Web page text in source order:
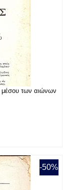
μέσου των αιώνων
-50%